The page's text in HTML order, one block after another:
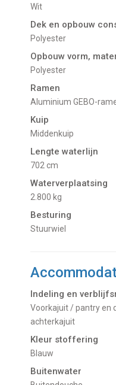
Wit
Dek en opbouw
Polyester
Opbouw vorm,
Polyester
Ramen
Aluminium GEBO-
Kuip
Middenkuip
Lengte waterlijn
702 cm
Waterverplaatsing
2.800 kg
Besturing
Stuurwiel
Indeling en
Voorkajuit / pantry en dinette / toilet / open kuip /
achterkajuit
Kleur stoffering
Blauw
Buitenwater